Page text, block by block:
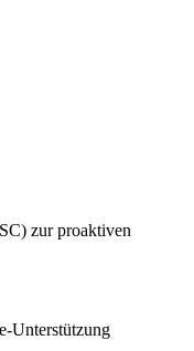
zur proaktiven
Unterstützung